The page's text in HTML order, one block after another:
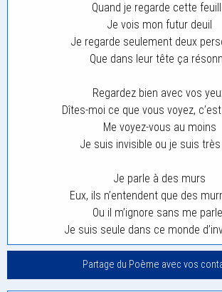
Quand je regarde cette
Je vois mon futur deuil
Je regarde seulement deux
Que dans leur tête ça
Regardez bien avec vos
Dîtes-moi ce que vous voyez,
Me voyez-vous au moins
Je suis invisible ou je suis très
Je parle à des murs
Eux, ils n’entendent que des
Ou il m’ignore sans me
Je suis seule dans ce monde
Partage du Poème avec vos